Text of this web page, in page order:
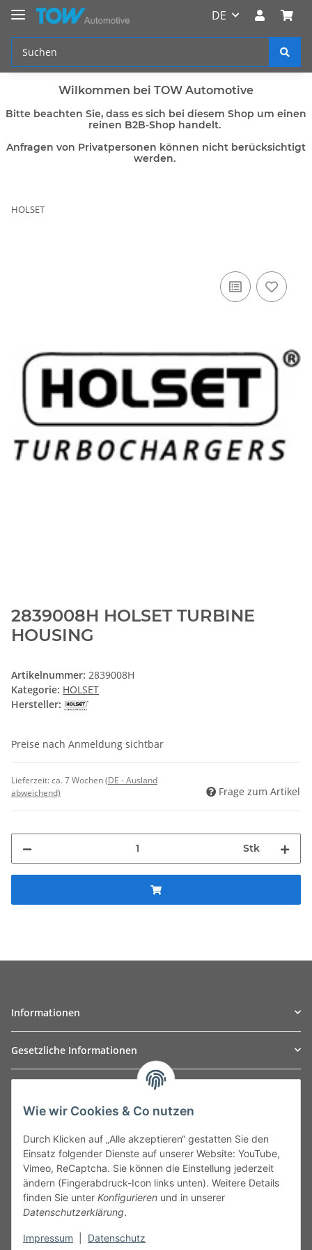
DE
Wilkommen bei TOW Automotive
Bitte beachten Sie, dass es sich bei diesem Shop um einen
reinen B2B-Shop handelt.
Anfragen von Privatpersonen können nicht berücksichtigt
werden.
HOLSET
2839008H HOLSET TURBINE
HOUSING
Artikelnummer: 2839008H
Kategorie: HOLSET
Hersteller:
Preise nach Anmeldung sichtbar
Lieferzeit:ca. 7 Wochen(DE - Ausland
abweichend)
Frage zum Artikel
Stk
Informationen
Gesetzliche Informationen
Leibnizstraße 2a
Germany
Phone:+49 40 5287270
Fax:+49 40 5281050
Email:sales@tow-automotive.de
Wie wir Cookies & Co nutzen
Durch Klicken auf „Alle akzeptieren“ gestatten Sie den
Einsatz folgender Dienste auf unserer Website: YouTube,
Vimeo, ReCaptcha. Sie können die Einstellung jederzeit
ändern (Fingerabdruck-Icon links unten). Weitere Details
finden Sie unter Konfigurieren und in unserer
Datenschutzerklärung.
Impressum Datenschutz